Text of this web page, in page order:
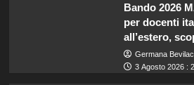
Bando 2026
per docenti
all’estero,
Germana
3 Agosto 2026 :